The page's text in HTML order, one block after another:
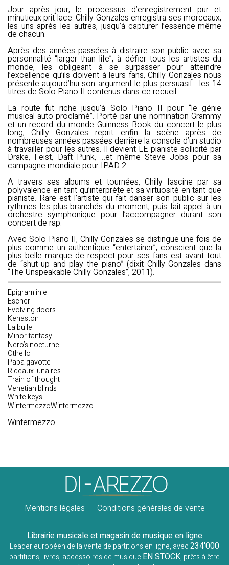
Jour après jour, le processus d’enregistrement pur et
minutieux prit lace. Chilly Gonzales enregistra ses morceaux,
les uns après les autres, jusqu’à capturer l’essence-même
de chacun.
Après des années passées à distraire son public avec sa
personnalité “larger than life”, à défier tous les artistes du
monde, les obligeant à se surpasser pour atteindre
l’excellence qu’ils doivent à leurs fans, Chilly Gonzales nous
présente aujourd’hui son argument le plus persuasif : les 14
titres de Solo Piano II contenus dans ce recueil.
La route fut riche jusqu’à Solo Piano II pour “le génie
musical auto-proclamé”. Porté par une nomination Grammy
et un record du monde Guinness Book du concert le plus
long, Chilly Gonzales reprit enfin la scène après de
nombreuses années passées derrière la console d’un studio
à travailler pour les autres. Il devient LE pianiste sollicité par
Drake, Feist, Daft Punk, …et même Steve Jobs pour sa
campagne mondiale pour IPAD 2.
A travers ses albums et tournées, Chilly fascine par sa
polyvalence en tant qu’interprète et sa virtuosité en tant que
pianiste. Rare est l’artiste qui fait danser son public sur les
rythmes les plus branchés du moment, puis fait appel à un
orchestre symphonique pour l’accompagner durant son
concert de rap.
Avec Solo Piano II, Chilly Gonzales se distingue une fois de
plus comme un authentique “entertainer”, conscient que la
plus belle marque de respect pour ses fans est avant tout
de “shut up and play the piano” (dixit Chilly Gonzales dans
“The Unspeakable Chilly Gonzales”, 2011).
Epigram in e
Escher
Evolving doors
Kenaston
La bulle
Minor fantasy
Nero’s nocturne
Othello
Papa gavotte
Rideaux lunaires
Train of thought
Venetian blinds
White keys
WintermezzoWintermezzo
Wintermezzo
Mentions légales Conditions générales de vente
Librairie musicale et magasin de musique en ligne
Leader européen de la vente de partitions en ligne, avec234'000
partitions, livres, accessoires de musique EN STOCK, prêts à être